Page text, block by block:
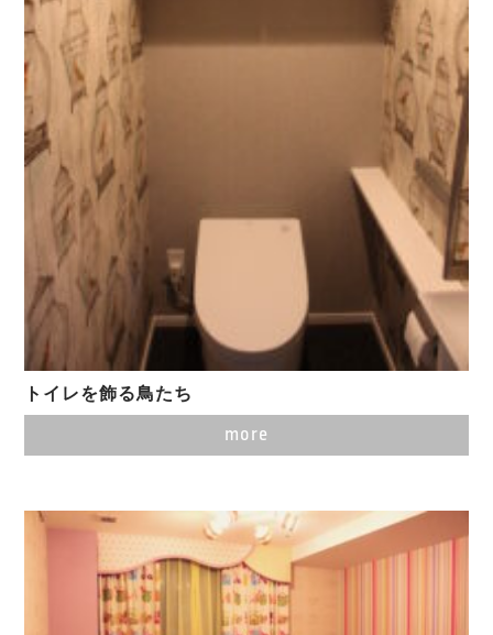
トイレを飾る鳥たち
more